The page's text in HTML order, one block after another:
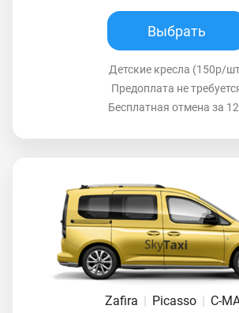
Выбрать
Детские кресла (150р/
Предоплата не
Бесплатная отмена за
Zafira | Picasso | C-